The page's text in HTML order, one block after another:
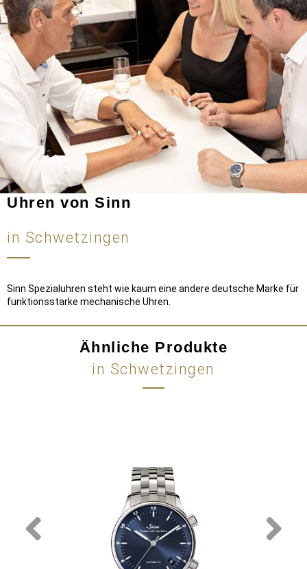
Uhren von Sinn
in Schwetzingen
Sinn Spezialuhren steht wie kaum eine andere deutsche Marke für
funktionsstarke mechanische Uhren.
Ähnliche Produkte
in Schwetzingen